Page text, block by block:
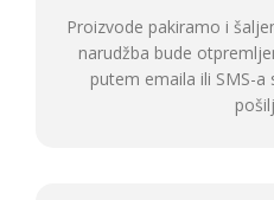
Proizvode pakiramo i
narudžba bude
putem emaila ili SMS-